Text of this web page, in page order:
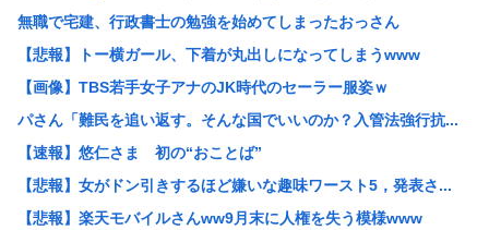
無職で宅建、行政書士の勉強を始めてしまったおっさん
【悲報】トー横ガール、下着が丸出しになってしまうwww
【画像】TBS若手女子アナのJK時代のセーラー服姿ｗ
パさん「難民を追い返す。そんな国でいいのか？入管法強行抗...
【速報】悠仁さま 初の“おことば”
【悲報】女がドン引きするほど嫌いな趣味ワースト5，発表さ...
【悲報】楽天モバイルさんww9月末に人権を失う模様www